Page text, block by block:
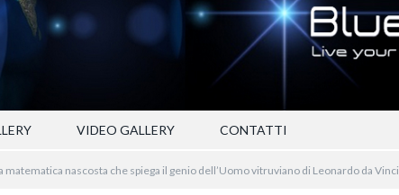
VIDEO GALLERY CONTATTI
matematica nascosta che spiega il genio dell’Uomo vitruviano di Leonardo da Vinci